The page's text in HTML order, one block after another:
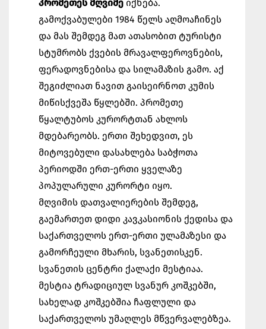
პრომეთეს მღვიმე იქნება.
გამოქვაბულები 1984 წელს აღმოაჩინეს
და მას შემდეგ მათ ათასობით ტურისტი
სტუმრობს ქვების მრავალფეროვნების,
ფერადოვნებისა და სილამაზის გამო. აქ
შეგიძლიათ ნავით გაისეირნოთ კუმის
მიწისქვეშა წყლებში. პრომეთე
წყალტუბოს კურორტთან ახლოს
მდებარეობს. ერთი შეხედვით, ეს
მიტოვებული დასახლება საბჭოთა
პერიოდში ერთ-ერთი ყველაზე
პოპულარული კურორტი იყო.
მღვიმის დათვალიერების შემდეგ,
გაემართეთ დიდი კავკასიონის ქედისა და
საქართველოს ერთ-ერთი ულამაზესი და
გამორჩეული მხარის, სვანეთისკენ.
სვანეთის ცენტრი ქალაქი მესტიაა.
მესტია ტრადიციულ სვანურ კოშკებში,
სახელად კოშკებშია ჩაფლული და
საქართველოს უმაღლეს მწვერვალებზეა.